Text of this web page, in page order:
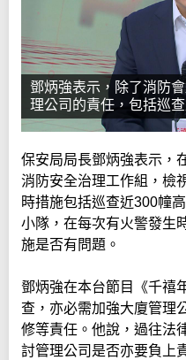
鄧炳強表示，除了消防
理公司的責任，包括巡
保安局局長鄧炳強表示，
消防安全治理工作組，檢
時措施包括巡查近300幢
小隊，在每次有火警發生
施是否有問題。
鄧炳強在本台節目《千禧
查，亦必需加強大廈管理
修等責任。他說，過往法
討管理公司是否亦要負上